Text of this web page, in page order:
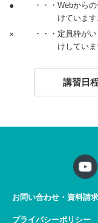
●
・・・Webから
けています
×
・・・定員枠が
けしていま
講習日
お問い合わせ・資料請求
プライバシーポリシー